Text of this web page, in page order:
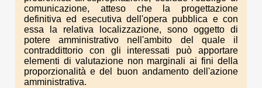
comunicazione, atteso che la progettazione
definitiva ed esecutiva dell'opera pubblica e con
essa la relativa localizzazione, sono oggetto di
potere amministrativo nell'ambito del quale il
contraddittorio con gli interessati può apportare
elementi di valutazione non marginali ai fini della
proporzionalità e del buon andamento dell'azione
amministrativa.